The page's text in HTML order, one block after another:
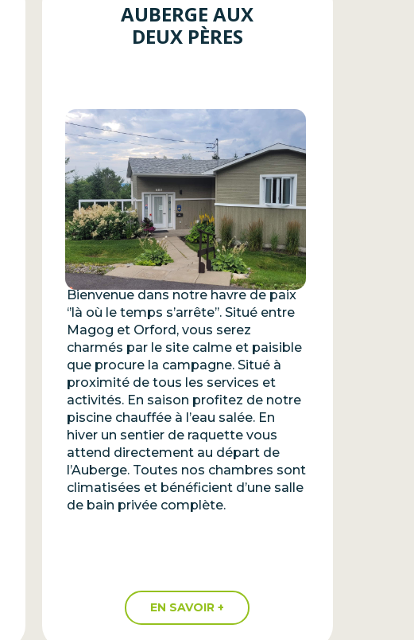
AUBERGE AUX
DEUX PÈRES
Bienvenue dans notre havre de paix
‘’là où le temps s’arrête’’. Situé entre
Magog et Orford, vous serez
charmés par le site calme et paisible
que procure la campagne. Situé à
proximité de tous les services et
activités. En saison profitez de notre
piscine chauffée à l’eau salée. En
hiver un sentier de raquette vous
attend directement au départ de
l’Auberge. Toutes nos chambres sont
climatisées et bénéficient d’une salle
de bain privée complète.
EN SAVOIR +